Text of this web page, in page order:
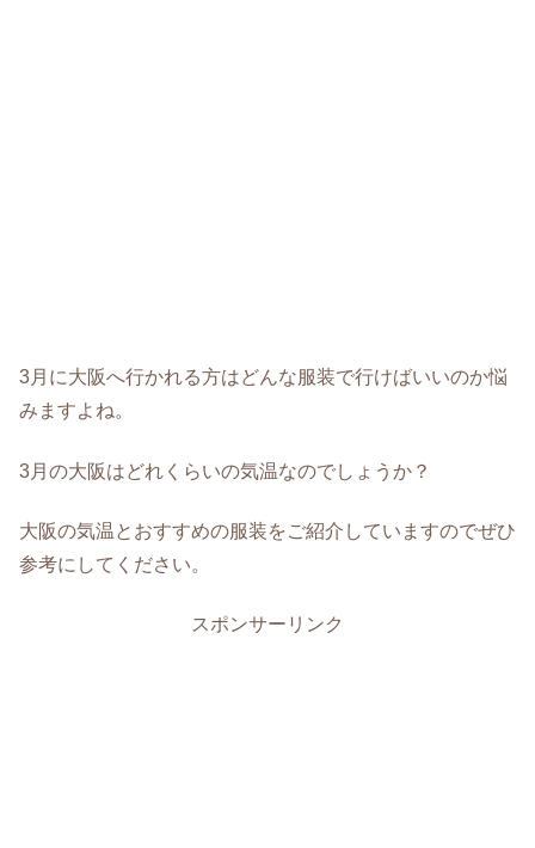
3月に大阪へ行かれる方はどんな服装で行けばいいのか悩
みますよね。
3月の大阪はどれくらいの気温なのでしょうか？
大阪の気温とおすすめの服装をご紹介していますのでぜひ
参考にしてください。
スポンサーリンク